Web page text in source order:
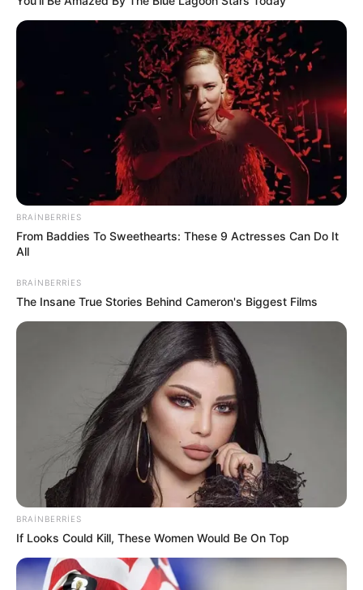
11:47 / 02 Avqust 2026 CƏMİYYƏT
Bu tarixdən havalar sərinləşir - AÇIQLAMA
28190 3 0
19:19 / 28 İyul 2026
Bu tarixdən havalar sərinləşir -
AÇIQLAMA
252 0
BRAINBERRIES
From Baddies To Sweethearts: These 9 Actresses Can Do It
All
BRAINBERRIES
The Insane True Stories Behind Cameron's Biggest Films
BRAINBERRIES
If Looks Could Kill, These Women Would Be On Top